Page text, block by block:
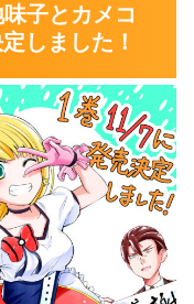
子とカメコ
しました！